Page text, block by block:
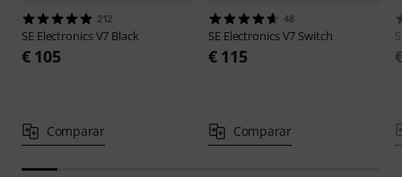
212
SE ElectronicsV7 Black
€ 105
Comparar
48
SE ElectronicsV7 Switch
€ 115
Comparar